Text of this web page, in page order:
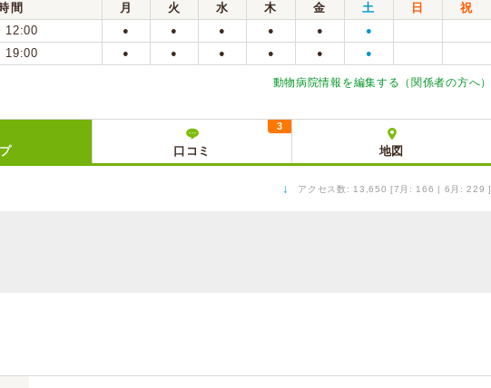
間 月 火 水 木 金 土 日
祝
12:00
● ● ● ● ● ●
19:00 ● ● ● ● ● ●
動物病院情報を編集する（関係者の方へ）
口コミ
3
地図
↓ アクセス数: 13,650 [7月: 166 | 6月: 229 ]